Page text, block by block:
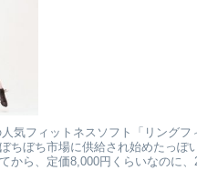
気フィットネスソフト「リングフ
ちぼち市場に供給され始めたっぽい
から、定価8,000円くらいなのに、